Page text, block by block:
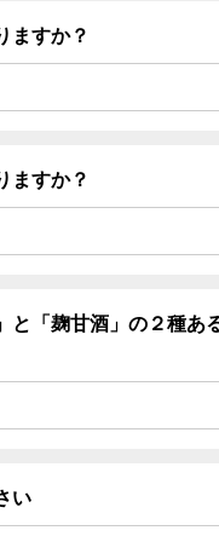
ますか？
ますか？
と「麹甘酒」の２種あ
い